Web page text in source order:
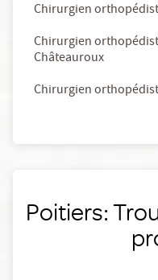
Chirurgien
Chirurgien
Châteauroux
Chirurgien
Poitiers: